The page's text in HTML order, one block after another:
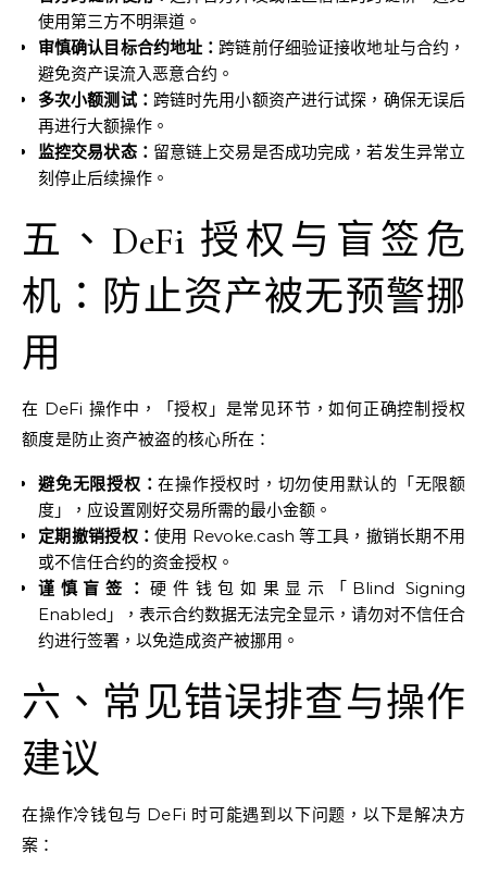
使用第三方不明渠道。
审慎确认目标合约地址：跨链前仔细验证接收地址与合约，
避免资产误流入恶意合约。
多次小额测试： 跨链时先用小额资产进行试探，确保无误后
再进行大额操作。
监控交易状态： 留意链上交易是否成功完成，若发生异常立
刻停止后续操作。
五、DeFi 授权与盲签危
机：防止资产被无预警挪
用
在 DeFi 操作中，「授权」是常见环节，如何正确控制授权
额度是防止资产被盗的核心所在：
避免无限授权：在操作授权时，切勿使用默认的「无限额
度」，应设置刚好交易所需的最小金额。
定期撤销授权：使用 Revoke.cash 等工具，撤销长期不用
或不信任合约的资金授权。
谨慎盲签：硬件钱包如果显示「Blind Signing
Enabled」，表示合约数据无法完全显示，请勿对不信任合
约进行签署，以免造成资产被挪用。
六、常见错误排查与操作
建议
在操作冷钱包与 DeFi 时可能遇到以下问题，以下是解决方
案：